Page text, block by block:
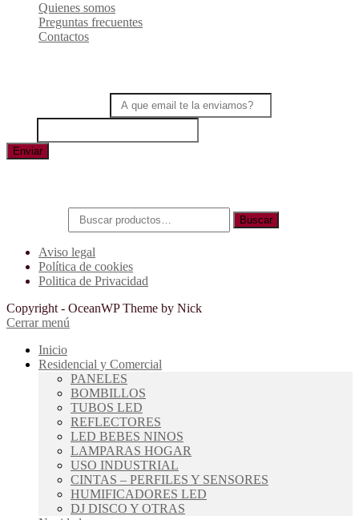
Quienes somos
Preguntas frecuentes
Contactos
Enviar
Buscar
Aviso legal
Política de cookies
Politica de Privacidad
Copyright - OceanWP Theme by Nick
Cerrar menú
Inicio
Residencial y Comercial
PANELES
BOMBILLOS
TUBOS LED
REFLECTORES
LED BEBES NINOS
LAMPARAS HOGAR
USO INDUSTRIAL
CINTAS – PERFILES Y SENSORES
HUMIFICADORES LED
DJ DISCO Y OTRAS